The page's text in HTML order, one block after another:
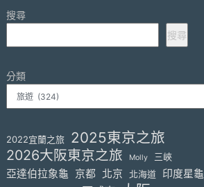
頁
搜尋
搜尋
分類
2022宜蘭之旅 2025東京之旅
2026大阪東京之旅 Molly 三峽
亞達伯拉象龜 京都 北京 北海道 印度星龜